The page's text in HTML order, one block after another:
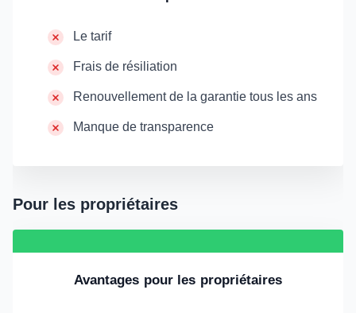
Le tarif
Frais de résiliation
Renouvellement de la garantie tous les ans
Manque de transparence
Pour les propriétaires
Avantages pour les propriétaires